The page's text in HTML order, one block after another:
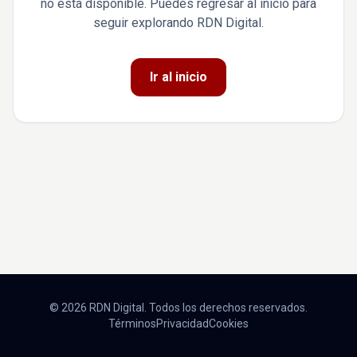
no está disponible. Puedes regresar al inicio para
seguir explorando RDN Digital.
Ir al inicio
© 2026 RDN Digital. Todos los derechos reservados.
TérminosPrivacidadCookies